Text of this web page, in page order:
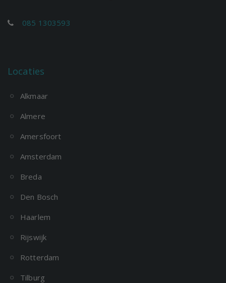
085 1303593
Locaties
Alkmaar
Almere
Amersfoort
Amsterdam
Breda
Den Bosch
Haarlem
Rijswijk
Rotterdam
Tilburg